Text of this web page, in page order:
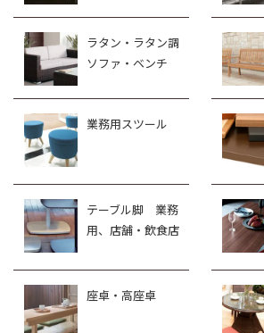
ラタン・ラタン調
ソファ・ベンチ
業務用スツール
テーブル脚 業務
用、店舗・飲食店
座卓・高座卓